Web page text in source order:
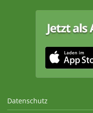
Datenschutz